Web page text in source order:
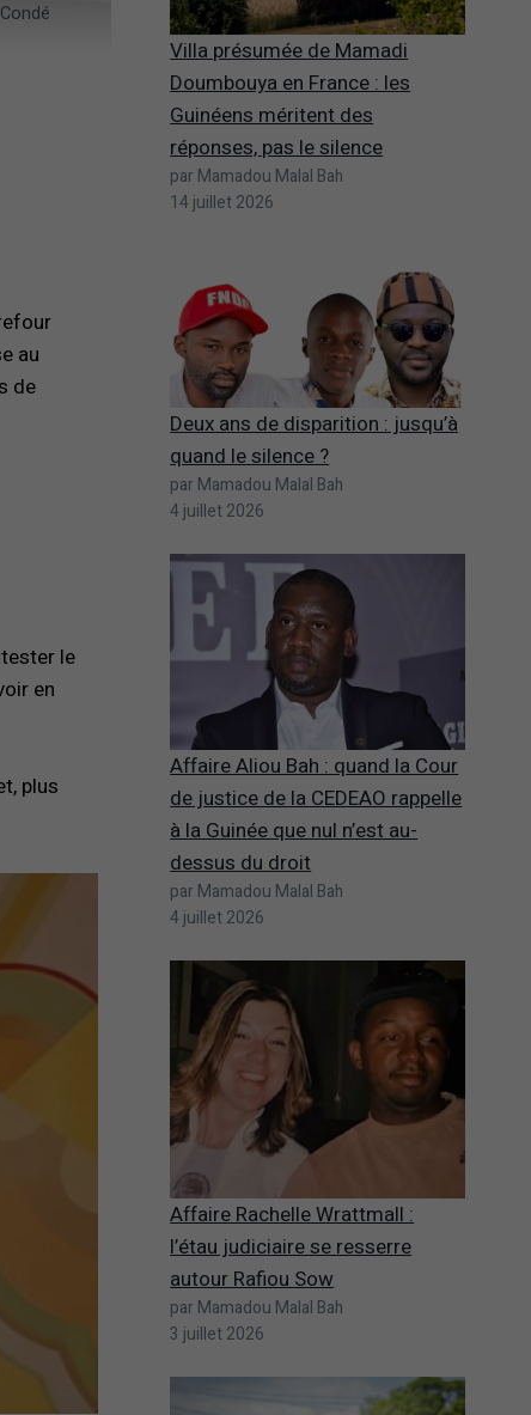
au
de
le
en
plus
Villa présumée de Mamadi
Doumbouya en France : les
Guinéens méritent des
réponses, pas le silence
par Mamadou Malal Bah
14 juillet 2026
Deux ans de disparition : jusqu’à
quand le silence ?
par Mamadou Malal Bah
4 juillet 2026
Affaire Aliou Bah : quand la Cour
de justice de la CEDEAO rappelle
à la Guinée que nul n’est au-
dessus du droit
par Mamadou Malal Bah
4 juillet 2026
Affaire Rachelle Wrattmall :
l’étau judiciaire se resserre
autour Rafiou Sow
par Mamadou Malal Bah
3 juillet 2026